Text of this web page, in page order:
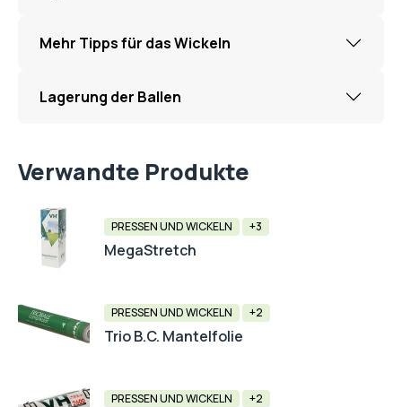
Mehr Tipps für das Wickeln
Lagerung der Ballen
Verwandte Produkte
PRESSEN UND WICKELN +3
MegaStretch
PRESSEN UND WICKELN +2
Trio B.C. Mantelfolie
PRESSEN UND WICKELN +2